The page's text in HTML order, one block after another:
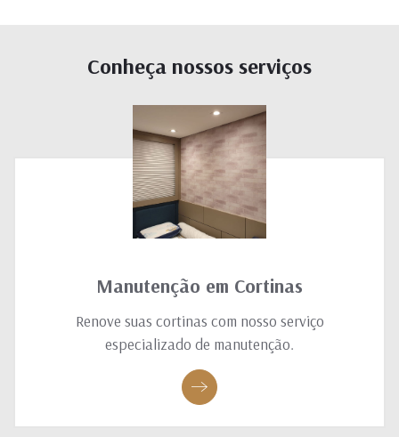
Conheça nossos serviços
Manutenção em Cortinas
Renove suas cortinas com nosso serviço
especializado de manutenção.